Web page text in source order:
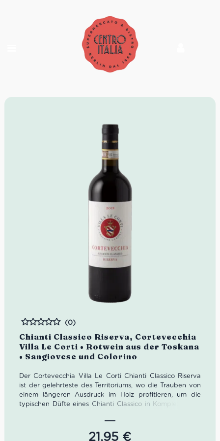
Chianti Classico Riserva, Cortevecchia
Villa Le Corti • Rotwein aus der Toskana
• Sangiovese und Colorino
Bewertet
(0)
Der Cortevecchia Villa Le Corti Chianti Classico Riserva
ist der gelehrteste des Territoriums, wo die Trauben von
einem längeren Ausdruck im Holz profitieren, um die
typischen Düfte eines Chianti Classico in Komplexität zu
bereichern sich mit Elementen und Fülle. Das Ergebnis ist
ein Wein mit großem Gebiets- und Sortencharakter, mit
21,95 €